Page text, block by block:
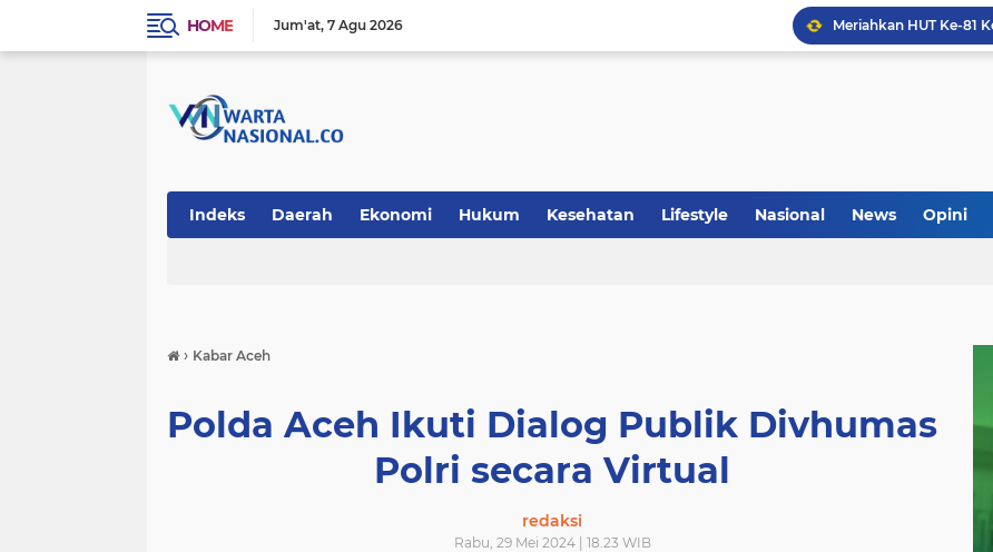
HOME Jum'at 7 Agu 2026
Indeks Daerah Ekonomi Hukum Kesehatan Lifestyle Nasional News Opini
› Kabar Aceh
Polda Aceh Ikuti Dialog Publik Divhumas
Polri secara Virtual
redaksi
Rabu, 29 Mei 2024 | 18.23 WIB